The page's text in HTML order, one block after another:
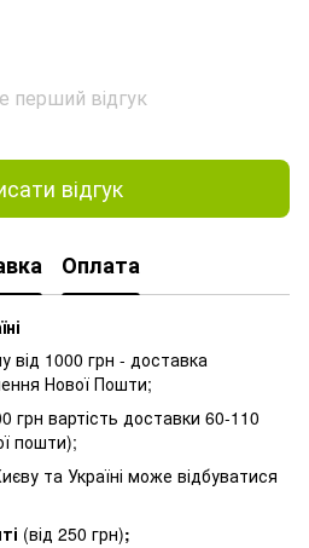
перший відгук
відгук
Оплата
від 1000 грн - доставка
Нової Пошти;
грн вартість доставки 60-110
пошти);
та Україні може відбуватися
(від 250 грн);